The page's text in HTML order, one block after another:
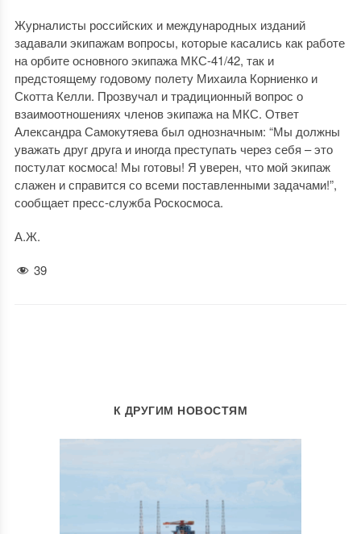
Журналисты российских и международных изданий
задавали экипажам вопросы, которые касались как работе
на орбите основного экипажа МКС-41/42, так и
предстоящему годовому полету Михаила Корниенко и
Скотта Келли. Прозвучал и традиционный вопрос о
взаимоотношениях членов экипажа на МКС. Ответ
Александра Самокутяева был однозначным: “Мы должны
уважать друг друга и иногда преступать через себя – это
постулат космоса! Мы готовы! Я уверен, что мой экипаж
слажен и справится со всеми поставленными задачами!”,
сообщает пресс-служба Роскосмоса.
А.Ж.
39
К ДРУГИМ НОВОСТЯМ